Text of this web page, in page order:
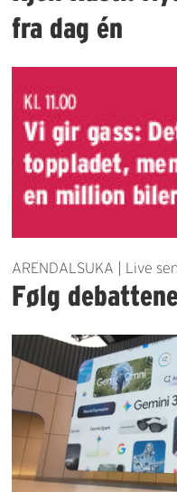
fra dag én
ARENDALSUKA | Live
Følg